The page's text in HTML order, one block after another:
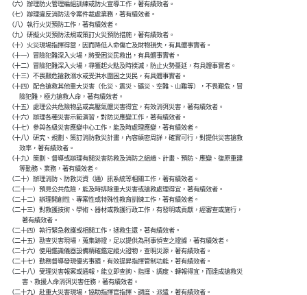
    （六）辦理防火管理編組訓練或防火宣導工作，著有績效者。
    （七）辦理違反消防法令案件裁處業務，著有績效者。
    （八）執行火災預防工作，著有績效者。
    （九）研擬火災預防法規或策訂火災預防措施，著有績效者。
    （十）火災現場指揮得當，因而降低人命傷亡及財物損失，有具體事實者。
    （十一）冒險犯難深入火場，將受困災民救出，有具體事實者。
    （十二）冒險犯難深入火場，尋獲起火點及時撲滅，防止火勢蔓延，有具體事實者。
    （十三）不畏艱危搶救溺水或受洪水圍困之災民，有具體事實者。
    （十四）配合搶救其他重大災害（化災、震災、礦災、空難、山難等），不畏艱危，冒
            險犯難，極力搶救人命，著有績效者。
    （十五）處理公共危險物品或高壓氣體災害得宜，有效消弭災害，著有績效者。
    （十六）辦理各種災害示範演習，對防災應變工作，著有績效者。
    （十七）參與各級災害應變中心工作，能及時處理應變，著有績效者。
    （十八）研究、規劃、策訂消防救災計畫，內容縝密周詳，確實可行，對提供災害搶救
            效率，著有績效者。
    （十九）策劃、督導或辦理有關災害防救及消防之組織、計畫、預防、應變、復原重建
            等勤務、業務，著有績效者。
    （二十）辦理消防、防救災資（通）訊系統等相關工作，著有績效者。
    （二十一）預見公共危險，能及時排除重大災害或搶救處理得宜，著有績效者。
    （二十二）辦理開創性、專案性或特殊性教育訓練工作，著有績效者。
    （二十三）對救護技術、學術、器材或救護行政工作，有發明或貢獻，經審查或施行，
              著有績效者。
    （二十四）執行緊急救護或相關工作，拯救生還，著有績效者。
    （二十五）勘查災害現場，蒐集跡證，足以提供為刑事偵查之證據，著有績效者。
    （二十六）使用鑑識儀器設備精確鑑定縱火證物，查明災源，著有績效者。
    （二十七）勤務督導發現優劣事蹟，有效提昇指揮管制功能，著有績效者。
    （二十八）受理災害報案或通報，能立即查詢、指揮、調度、轉報得宜，而達成搶救災
              害、救援人命消弭災害任務，著有績效者。
    （二十九）赴重大災害現場，協助指揮官指揮、調度、派遣，著有績效者。